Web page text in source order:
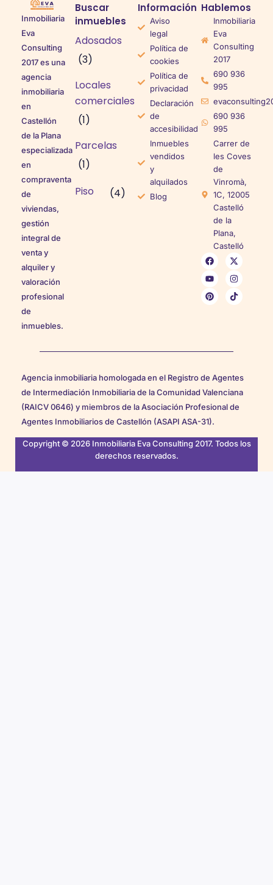
Inmobiliaria
Eva
Consulting
2017 es una
agencia
inmobiliaria
en
Castellón
de la Plana
especializada
en
compraventa
de
viviendas,
gestión
integral de
venta y
alquiler y
valoración
profesional
de
inmuebles.
Buscar
inmuebles
Adosados
(3)
Locales
comerciales
(1)
Parcelas
(1)
Piso
(4)
Información
Aviso
legal
Política de
cookies
Política de
privacidad
Declaración
de
accesibilidad
Inmuebles
vendidos
y
alquilados
Blog
Hablemos
Inmobiliaria
Eva
Consulting
2017
690 936
995
690 936
995
Carrer de
les Coves
de
Vinromà,
1C, 12005
Castelló
de la
Plana,
Castelló
Agencia inmobiliaria homologada en el Registro de Agentes
de Intermediación Inmobiliaria de la Comunidad Valenciana
(RAICV 0646) y miembros de la Asociación Profesional de
Agentes Inmobiliarios de Castellón (ASAPI ASA-31).
Copyright © 2026 Inmobiliaria Eva Consulting 2017. Todos los
derechos reservados.